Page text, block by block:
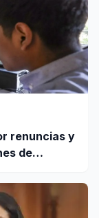
renuncias y
de